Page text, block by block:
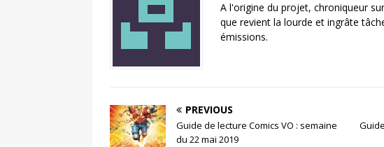
A l'origine du projet, chroniqueur
que revient la lourde et ingrâte
émissions.
PREVIOUS
Guide de lecture Comics VO : semaine
du 22 mai 2019